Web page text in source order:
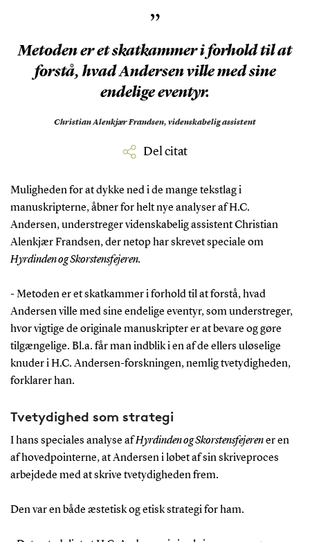
”
Metoden er et skatkammer i forhold til at
forstå, hvad Andersen ville med sine
endelige eventyr.
Christian Alenkjær Frandsen, videnskabelig assistent
Del citat
Muligheden for at dykke ned i de mange tekstlag i
manuskripterne, åbner for helt nye analyser af H.C.
Andersen, understreger videnskabelig assistent Christian
Alenkjær Frandsen, der netop har skrevet speciale om
Hyrdinden og Skorstensfejeren.
- Metoden er et skatkammer i forhold til at forstå, hvad
Andersen ville med sine endelige eventyr, som understreger,
hvor vigtige de originale manuskripter er at bevare og gøre
tilgængelige. Bl.a. får man indblik i en af de ellers uløselige
knuder i H.C. Andersen-forskningen, nemlig tvetydigheden,
forklarer han.
Tvetydighed som strategi
I hans speciales analyse afHyrdinden og Skorstensfejerener en
af hovedpointerne, at Andersen i løbet af sin skriveproces
arbejdede med at skrive tvetydigheden frem.
Den var en både æstetisk og etisk strategi for ham.